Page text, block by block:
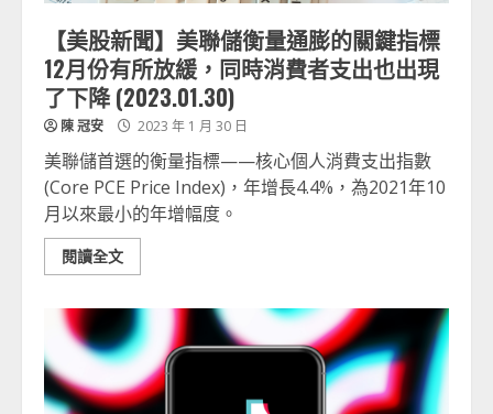
【美股新聞】美聯儲衡量通膨的關鍵指標
12月份有所放緩，同時消費者支出也出現
了下降 (2023.01.30)
陳 冠安 2023 年 1 月 30 日
美聯儲首選的衡量指標——核心個人消費支出指數
(Core PCE Price Index)，年增長4.4%，為2021年10
月以來最小的年增幅度。
閱讀全文